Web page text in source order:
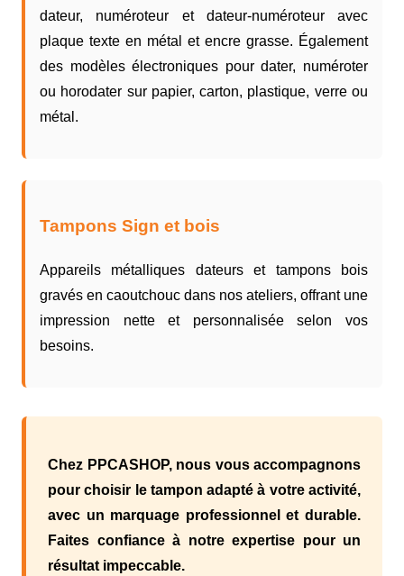
dateur, numéroteur et dateur-numéroteur avec
plaque texte en métal et encre grasse. Également
des modèles électroniques pour dater, numéroter
ou horodater sur papier, carton, plastique, verre ou
métal.
Tampons Sign et bois
Appareils métalliques dateurs et tampons bois
gravés en caoutchouc dans nos ateliers, offrant une
impression nette et personnalisée selon vos
besoins.
Chez PPCASHOP, nous vous accompagnons
pour choisir le tampon adapté à votre activité,
avec un marquage professionnel et durable.
Faites confiance à notre expertise pour un
résultat impeccable.